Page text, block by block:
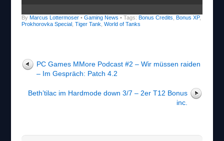
By Marcus Lottermoser• Gaming News • Tags: Bonus Credits Bonus XP,
Prokhorovka Special, Tiger Tank World of Tanks
PC Games MMore Podcast #2 – Wir müssen raiden
– Im Gespräch: Patch 4.2
Beth’tilac im Hardmode down 3/7 – 2er T12 Bonus
inc.